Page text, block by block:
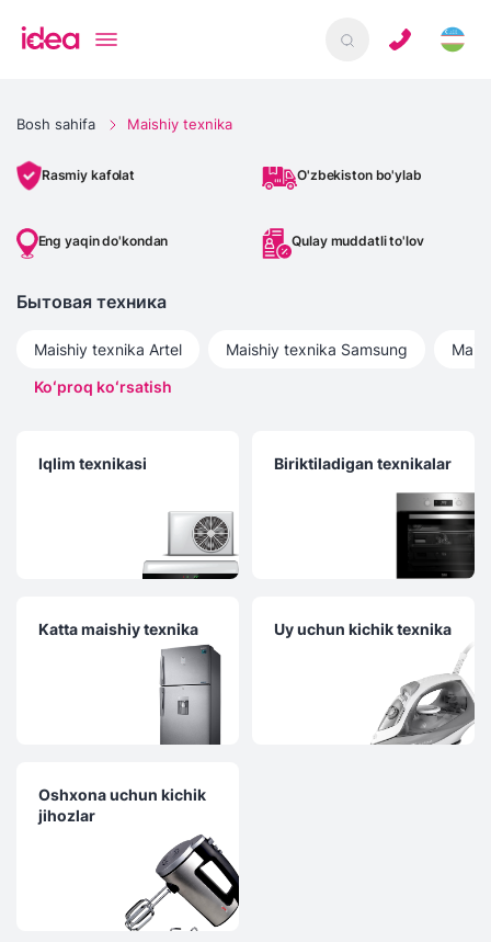
Bosh sahifa Maishiy texnika
Rasmiy kafolat O'zbekiston bo'ylab
Eng yaqin do'kondan Qulay muddatli to'lov
Бытовая техника
Maishiy texnika Artel Maishiy texnika Samsung
Koʻproq koʻrsatish
Iqlim texnikasi Biriktiladigan texnikalar
Katta maishiy texnika Uy uchun kichik texnika
Oshxona uchun kichik
jihozlar